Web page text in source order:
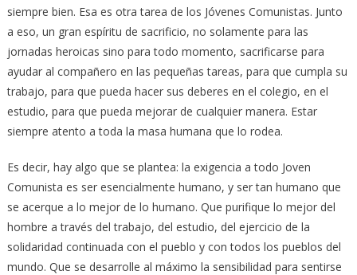
siempre bien. Esa es otra tarea de los Jóvenes Comunistas. Junto
a eso, un gran espíritu de sacrificio, no solamente para las
jornadas heroicas sino para todo momento, sacrificarse para
ayudar al compañero en las pequeñas tareas, para que cumpla su
trabajo, para que pueda hacer sus deberes en el colegio, en el
estudio, para que pueda mejorar de cualquier manera. Estar
siempre atento a toda la masa humana que lo rodea.
Es decir, hay algo que se plantea: la exigencia a todo Joven
Comunista es ser esencialmente humano, y ser tan humano que
se acerque a lo mejor de lo humano. Que purifique lo mejor del
hombre a través del trabajo, del estudio, del ejercicio de la
solidaridad continuada con el pueblo y con todos los pueblos del
mundo. Que se desarrolle al máximo la sensibilidad para sentirse